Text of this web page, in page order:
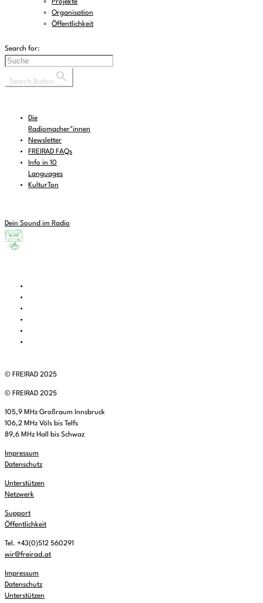
Projekte
Organisation
Öffentlichkeit
Search for:
Search Button
Die
Radiomacher*innen
Newsletter
FREIRAD FAQs
Info in 10
Languages
KulturTon
Dein Sound im Radio
© FREIRAD 2025
© FREIRAD 2025
105,9 MHz Großraum Innsbruck
106,2 MHz Völs bis Telfs
89,6 MHz Hall bis Schwaz
Impressum
Datenschutz
Unterstützen
Netzwerk
Support
Öffentlichkeit
Tel. +43(0)512 560291
wir@freirad.at
Impressum
Datenschutz
Unterstützen